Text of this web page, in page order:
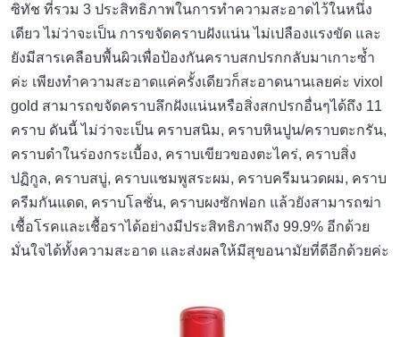
ซิทัช ที่รวม 3 ประสิทธิภาพในการทำความสะอาดไว้ในหนึ่ง
เดียว ไม่ว่าจะเป็น การขจัดคราบฝังแน่น ไม่เปลืองแรงขัด และ
ยังมีสารเคลือบพื้นผิวเพื่อป้องกันคราบสกปรกกลับมาเกาะซ้ำ
ค่ะ เพียงทำความสะอาดแค่ครั้งเดียวก็สะอาดนานเลยค่ะ vixol
gold สามารถขจัดคราบลึกฝังแน่นหรือสิ่งสกปรกอื่นๆได้ถึง 11
คราบ ดันนี้ ไม่ว่าจะเป็น คราบสนิม, คราบหินปูน/คราบตะกรัน,
คราบดำในร่องกระเบื้อง, คราบเขียวของตะไคร่, คราบสิ่ง
ปฏิกูล, คราบสบู่, คราบแชมพูสระผม, คราบครีมนวดผม, คราบ
ครีมกันแดด, คราบโลชั่น, คราบผงซักฟอก แล้วยังสามารถฆ่า
เชื้อโรคและเชื้อราได้อย่างมีประสิทธิภาพถึง 99.9% อีกด้วย
มั่นใจได้ทั้งความสะอาด และส่งผลให้มีสุขอนามัยที่ดีอีกด้วยค่ะ